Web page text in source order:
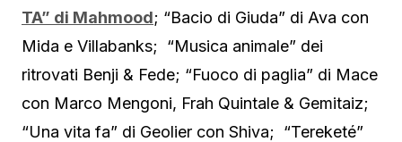
TA” di Mahmood; “Bacio di Giuda” di Ava con
Mida e Villabanks; “Musica animale” dei
ritrovati Benji & Fede; “Fuoco di paglia” di Mace
con Marco Mengoni, Frah Quintale & Gemitaiz;
“Una vita fa” di Geolier con Shiva; “Tereketé”